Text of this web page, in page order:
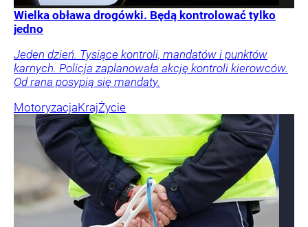
Wielka obława drogówki. Będą kontrolować tylko
jedno
Jeden dzień. Tysiące kontroli, mandatów i punktów
karnych. Policja zaplanowała akcję kontroli kierowców.
Od rana posypią się mandaty.
MotoryzacjaKrajŻycie